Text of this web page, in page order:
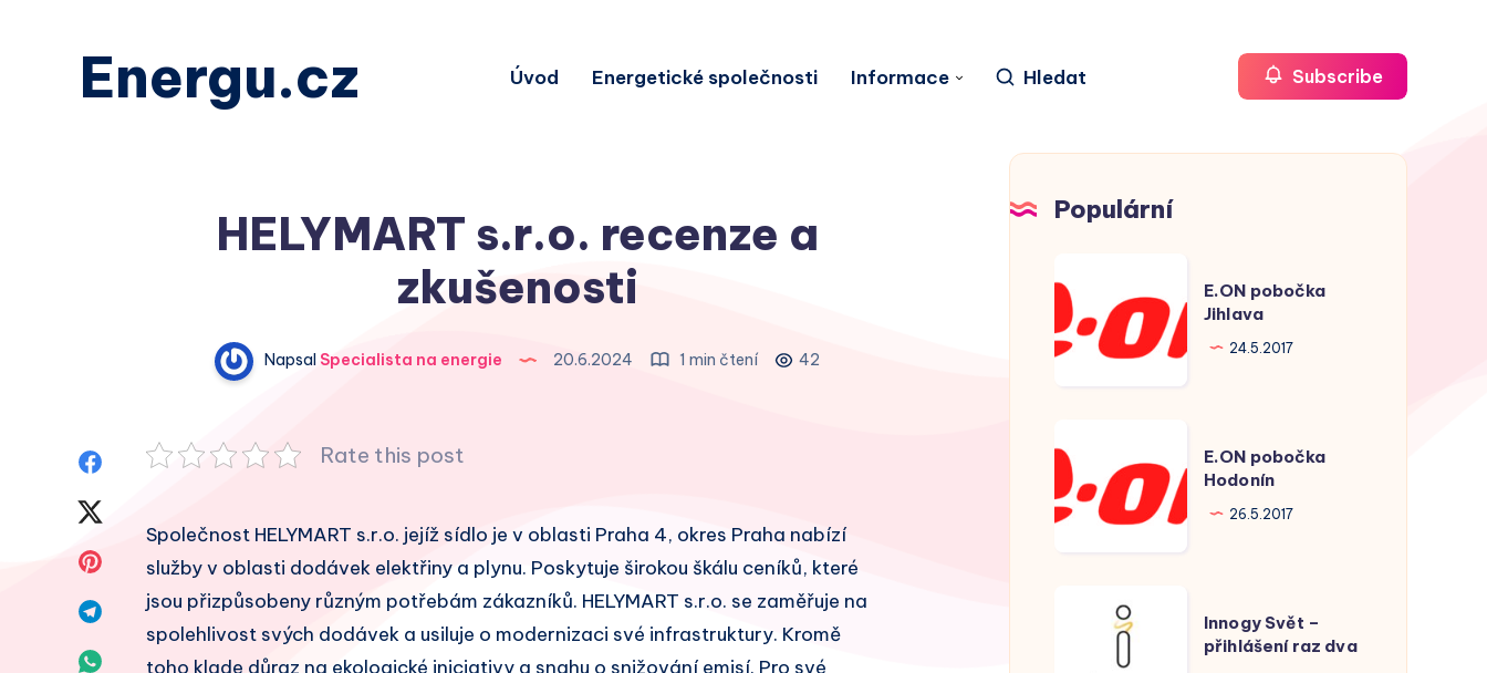
Energu.cz Úvod Energetické společnosti Informace Hledat Subscribe
HELYMART s.r.o. recenze a
zkušenosti
NapsalSpecialista na energie 20.6.2024 1 min čtení 42
Sdílet
Facebook
Twitter
Sdílet
Pinterest
Sdílet
Sdílet
Rate this post
Společnost HELYMART s.r.o. jejíž sídlo je v oblasti Praha 4, okres Praha nabízí
služby v oblasti dodávek elektřiny a plynu. Poskytuje širokou škálu ceníků, které
jsou přizpůsobeny různým potřebám zákazníků. HELYMART s.r.o. se zaměřuje na
spolehlivost svých dodávek a usiluje o modernizaci své infrastruktury. Kromě
toho klade důraz na ekologické iniciativy a snahu o snižování emisí. Pro své
Populární
pobočka
Jihlava
E.ON pobočka
Jihlava
24.5.2017
pobočka
Hodonín
E.ON pobočka
Hodonín
26.5.2017
Innogy Svět –
přihlášení raz dva